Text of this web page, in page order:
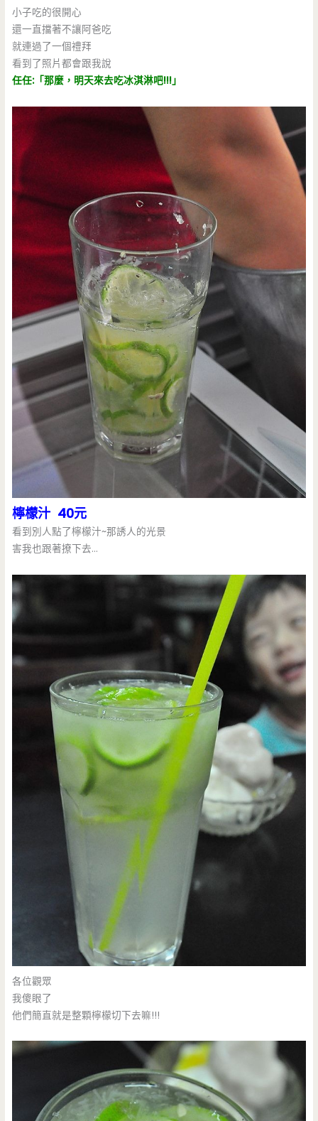
小子吃的很開心
還一直擋著不讓阿爸吃
就連過了一個禮拜
看到了照片都會跟我說
任任:「那麼，明天來去吃冰淇淋吧!!!」
檸檬汁 40元
看到別人點了檸檬汁~那誘人的光景
害我也跟著撩下去…
各位觀眾
我傻眼了
他們簡直就是整顆檸檬切下去嘛!!!